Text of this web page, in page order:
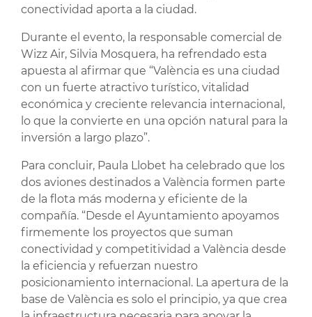
conectividad aporta a la ciudad.
Durante el evento, la responsable comercial de
Wizz Air, Silvia Mosquera, ha refrendado esta
apuesta al afirmar que “València es una ciudad
con un fuerte atractivo turístico, vitalidad
económica y creciente relevancia internacional,
lo que la convierte en una opción natural para la
inversión a largo plazo”.
Para concluir, Paula Llobet ha celebrado que los
dos aviones destinados a València formen parte
de la flota más moderna y eficiente de la
compañía. “Desde el Ayuntamiento apoyamos
firmemente los proyectos que suman
conectividad y competitividad a València desde
la eficiencia y refuerzan nuestro
posicionamiento internacional. La apertura de la
base de València es solo el principio, ya que crea